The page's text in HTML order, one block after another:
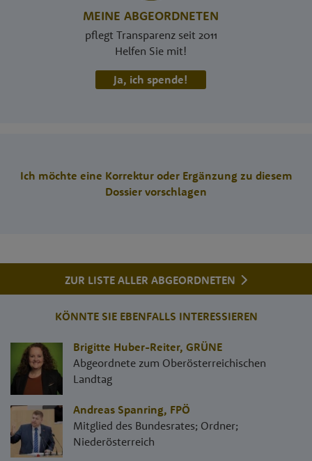
MEINE ABGEORDNETEN
pflegt Transparenz seit 2011
Helfen Sie mit!
Ja, ich spende!
Ich möchte eine Korrektur oder Ergänzung zu diesem
Dossier vorschlagen
ZUR LISTE ALLER ABGEORDNETEN
KÖNNTE SIE EBENFALLS INTERESSIEREN
Brigitte Huber-Reiter, GRÜNE
Abgeordnete zum Oberösterreichischen
Landtag
Andreas Spanring, FPÖ
Mitglied des Bundesrates; Ordner;
Niederösterreich